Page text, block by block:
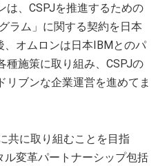
は、CSPJを推進するための
ラム」に関する契約を日本
オムロンは日本IBMとのパ
種施策に取り組み、CSPJの
リブンな企業運営を進めてま
共に取り組むことを目指
ル変革パートナーシップ包括